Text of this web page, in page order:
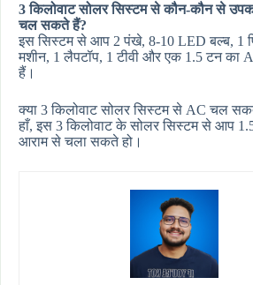
3 किलोवाट सोलर सिस्टम से कौन-कौन से
चल सकते हैं?
इस सिस्टम से आप 2 पंखे, 8-10 LED बल्ब, 1
मशीन, 1 लैपटॉप, 1 टीवी और एक 1.5 टन का
हैं।
क्या 3 किलोवाट सोलर सिस्टम से AC चल
हाँ, इस 3 किलोवाट के सोलर सिस्टम से आप
आराम से चला सकते हो।